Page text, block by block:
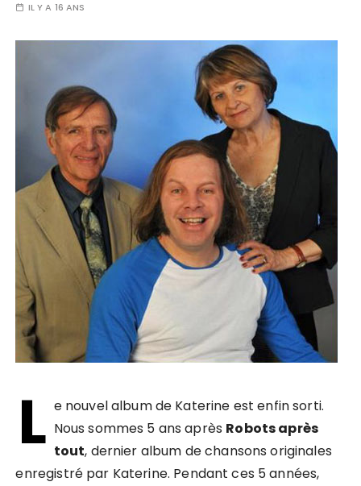
IL Y A 16 ANS
L e nouvel album de Katerine est enfin sorti.
Nous sommes 5 ans après Robots après
tout, dernier album de chansons originales
enregistré par Katerine. Pendant ces 5 années,